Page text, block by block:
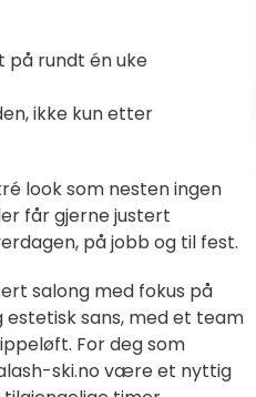
på rundt én uke
ikke kun etter
look som nesten ingen
får gjerne justert
på jobb og til fest.
salong med fokus på
estetisk sans, med et team
For deg som
ski.no være et nyttig